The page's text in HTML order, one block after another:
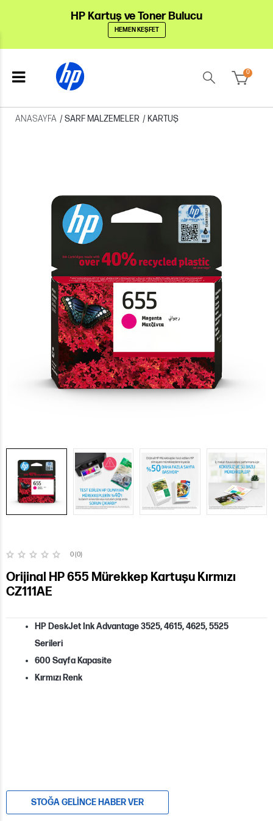
HP Kartuş ve Toner Bulucu
HEMEN KEŞFET
0
ANASAYFA /SARF MALZEMELER / KARTUŞ
0 (0)
Orijinal HP 655 Mürekkep Kartuşu Kırmızı
CZ111AE
HP DeskJet Ink Advantage 3525, 4615, 4625, 5525
Serileri
600 Sayfa Kapasite
Kırmızı Renk
STOĞA GELINCE HABER VER